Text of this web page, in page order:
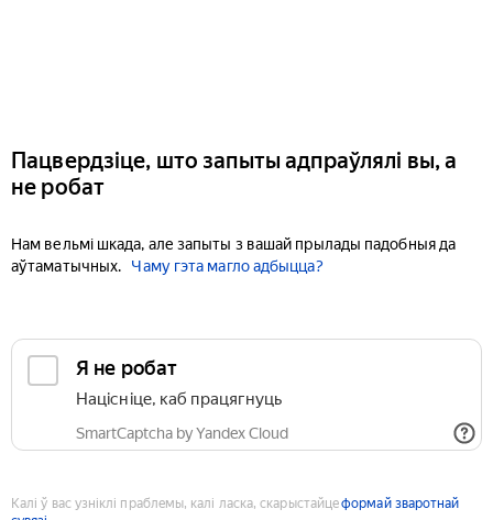
Пацвердзіце, што запыты адпраўлялі вы, а
не робат
Нам вельмі шкада, але запыты з вашай прылады падобныя да
аўтаматычных.
Чаму гэта магло адбыцца?
Я не робат
Націсніце, каб працягнуць
SmartCaptcha by Yandex Cloud
Калі ў вас узніклі праблемы, калі ласка, скарыстайцеформай зваротнай